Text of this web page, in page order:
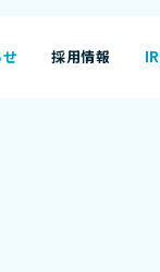
採用情報